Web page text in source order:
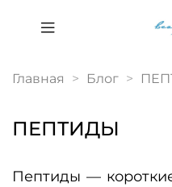
Главная Блог
ПЕПТИДЫ
Пептиды —